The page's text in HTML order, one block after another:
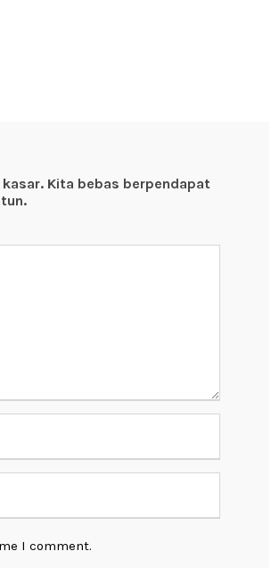
Kita bebas berpendapat
I comment.